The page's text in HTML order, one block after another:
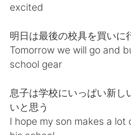
繁體中文
العربية Français
Deutsch
Русский ไทย
Indonesia
excited
明日は最後の校具を買いに
Tomorrow we will go and
school gear
息子は学校にいっぱい新し
いと思う
I hope my son makes a